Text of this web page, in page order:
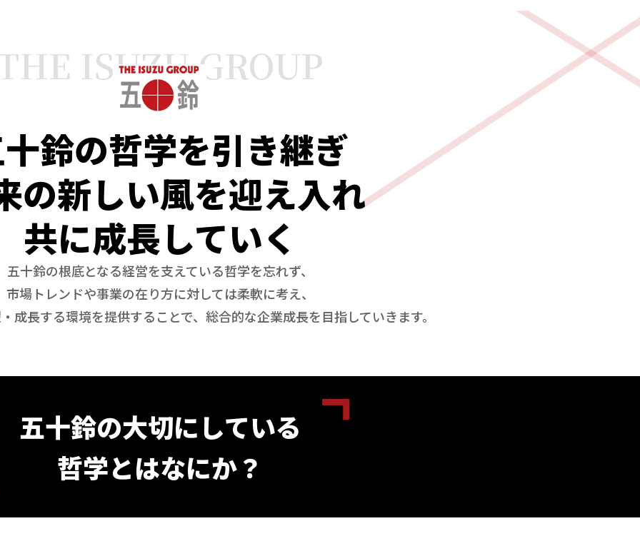
ISUZU GROUP
鈴の哲学を引き継ぎ
の新しい風を迎え入れ
共に成長していく
五十鈴の根底となる経営を支えている哲学を忘れず、
市場トレンドや事業の在り方に対しては柔軟に考え、
成長する環境を提供することで、総合的な企業成長を目指していきます。
五十鈴の大切にしている
哲学とはなにか？